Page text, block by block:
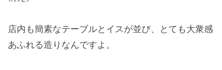
店内も簡素なテーブルとイスが並び、とても大衆感
あふれる造りなんですよ。